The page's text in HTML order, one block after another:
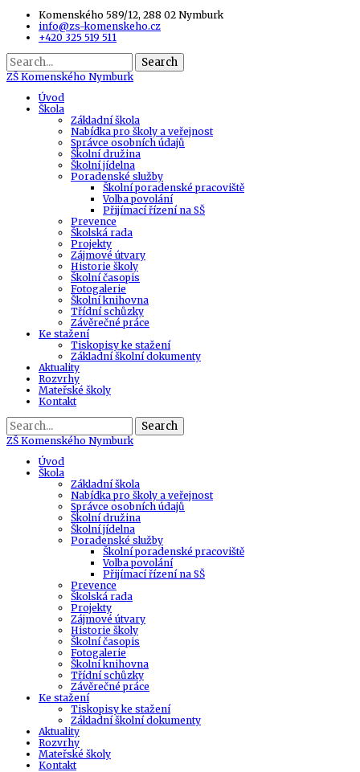
Komenského 589/12, 288 02 Nymburk
info@zs-komenskeho.cz
+420 325 519 511
Search
ZŠ Komenského Nymburk
Úvod
Škola
Základní škola
Nabídka pro školy a veřejnost
Správce osobních údajů
Školní družina
Školní jídelna
Poradenské služby
Školní poradenské pracoviště
Volba povolání
Přijímací řízení na SŠ
Prevence
Školská rada
Projekty
Zájmové útvary
Historie školy
Školní časopis
Fotogalerie
Školní knihovna
Třídní schůzky
Závěrečné práce
Ke stažení
Tiskopisy ke stažení
Základní školní dokumenty
Aktuality
Rozvrhy
Mateřské školy
Kontakt
Search
ZŠ Komenského Nymburk
Úvod
Škola
Základní škola
Nabídka pro školy a veřejnost
Správce osobních údajů
Školní družina
Školní jídelna
Poradenské služby
Školní poradenské pracoviště
Volba povolání
Přijímací řízení na SŠ
Prevence
Školská rada
Projekty
Zájmové útvary
Historie školy
Školní časopis
Fotogalerie
Školní knihovna
Třídní schůzky
Závěrečné práce
Ke stažení
Tiskopisy ke stažení
Základní školní dokumenty
Aktuality
Rozvrhy
Mateřské školy
Kontakt